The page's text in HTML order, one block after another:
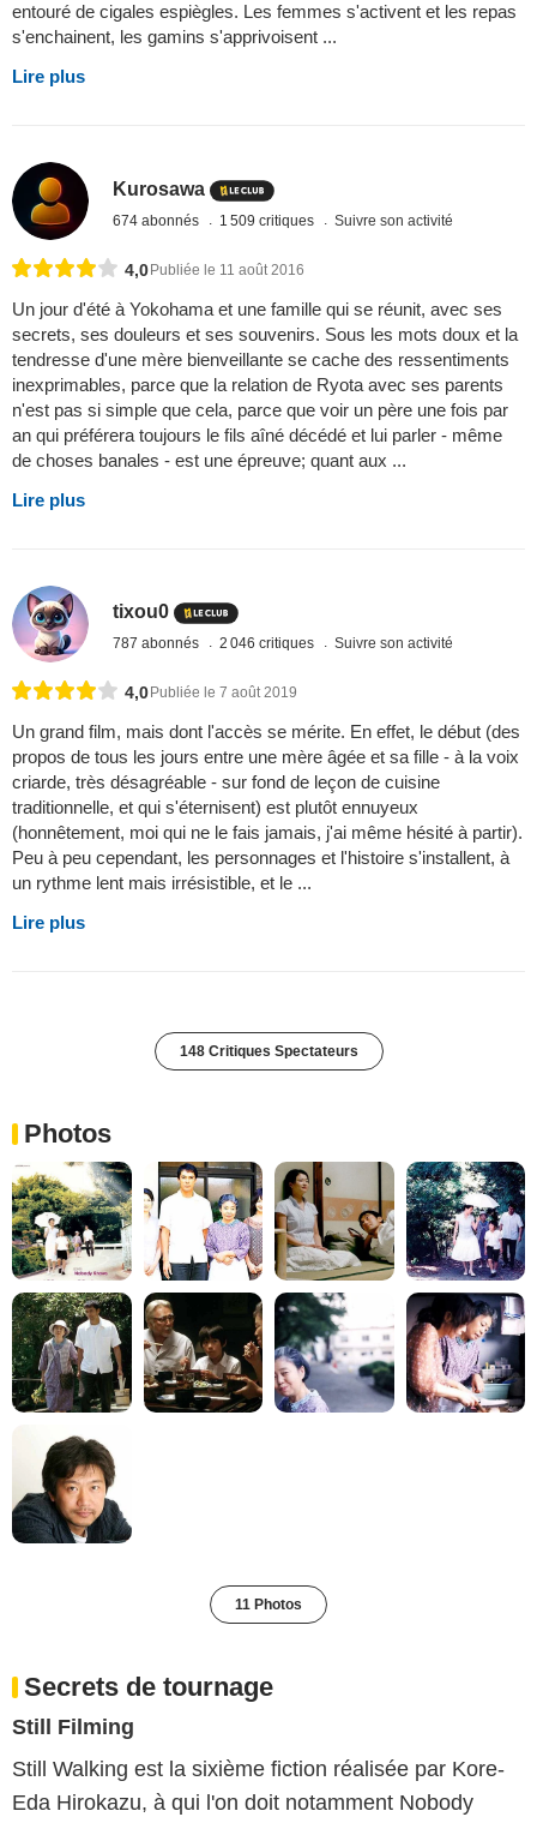
entouré de cigales espiègles. Les femmes s'activent et les repas
s'enchainent, les gamins s'apprivoisent ...
Lire plus
Kurosawa
674 abonnés 1 509 critiques Suivre son activité
4,0Publiée le 11 août 2016
Un jour d'été à Yokohama et une famille qui se réunit, avec ses
secrets, ses douleurs et ses souvenirs. Sous les mots doux et la
tendresse d'une mère bienveillante se cache des ressentiments
inexprimables, parce que la relation de Ryota avec ses parents
n'est pas si simple que cela, parce que voir un père une fois par
an qui préférera toujours le fils aîné décédé et lui parler - même
de choses banales - est une épreuve; quant aux ...
Lire plus
tixou0
787 abonnés 2 046 critiques Suivre son activité
4,0 Publiée le 7 août 2019
Un grand film, mais dont l'accès se mérite. En effet, le début (des
propos de tous les jours entre une mère âgée et sa fille - à la voix
criarde, très désagréable - sur fond de leçon de cuisine
traditionnelle, et qui s'éternisent) est plutôt ennuyeux
(honnêtement, moi qui ne le fais jamais, j'ai même hésité à partir).
Peu à peu cependant, les personnages et l'histoire s'installent, à
un rythme lent mais irrésistible, et le ...
Lire plus
148 Critiques Spectateurs
Photos
11 Photos
Secrets de tournage
Still Filming
Still Walking est la sixième fiction réalisée par Kore-
Eda Hirokazu, à qui l'on doit notamment Nobody